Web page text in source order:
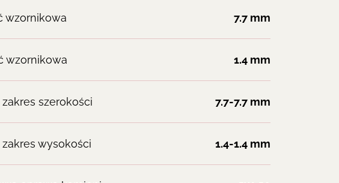
wzornikowa 7.7 mm
wzornikowa 1.4 mm
szerokości 7.7-7.7 mm
wysokości 1.4-1.4 mm